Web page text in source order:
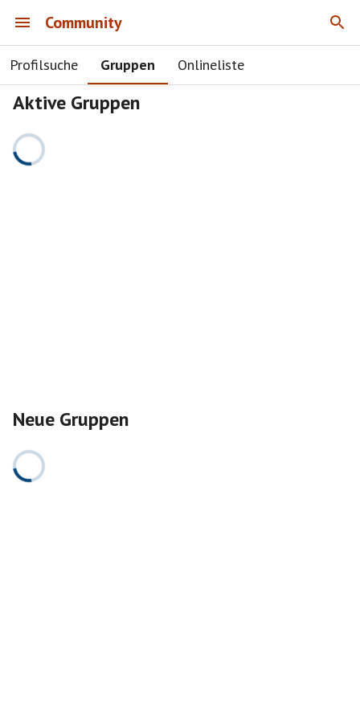
Community
Profilsuche Gruppen Onlineliste
Aktive Gruppen
Neue Gruppen